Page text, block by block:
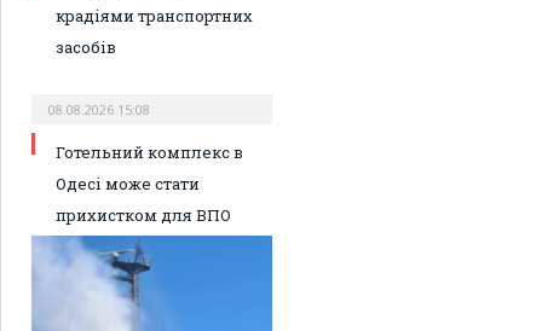
крадіями транспортних
засобів
08.08.2026 15:08
Готельний комплекс в
Одесі може стати
прихистком для ВПО